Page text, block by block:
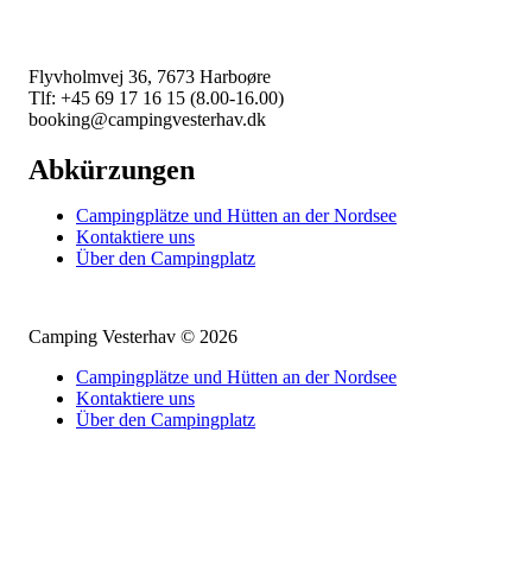
Flyvholmvej 36, 7673 Harboøre
Tlf: +45 69 17 16 15 (8.00-16.00)
booking@campingvesterhav.dk
Abkürzungen
Campingplätze und Hütten an der Nordsee
Kontaktiere uns
Über den Campingplatz
Camping Vesterhav © 2026
Campingplätze und Hütten an der Nordsee
Kontaktiere uns
Über den Campingplatz